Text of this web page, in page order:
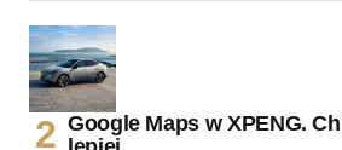
Google Maps w XPENG.